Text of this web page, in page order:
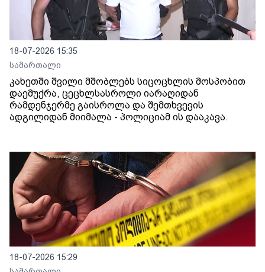
18-07-2026 15:35
სამართალი
კახეთში შვილი მშობლებს სიცოცხლის მოსპობით
დაემუქრა, ცეცხლსასროლი იარაღიდან
რამდენჯერმე გაისროლა და შემთხვევის
ადგილიდან მიიმალა - პოლიციამ ის დააკავა.
18-07-2026 15:29